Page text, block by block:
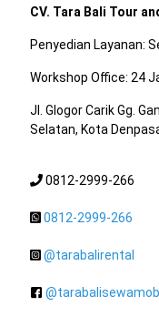
CV. Tara Bali Tour
Penyedian Layanan:
Workshop Office: 24
Jl. Glogor Carik Gg.
Selatan, Kota
0812-2999-266
0812-2999-266
@tarabalirental